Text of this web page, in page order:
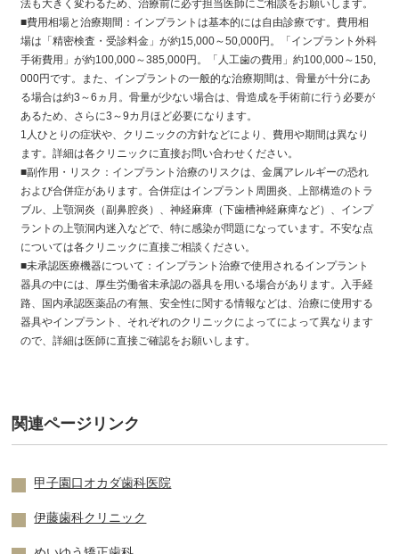
法も大きく変わるため、治療前に必ず担当医師にご相談をお願いします。
■費用相場と治療期間：インプラントは基本的には自由診療です。費用相
場は「精密検査・受診料金」が約15,000～50,000円。「インプラント外科
手術費用」が約100,000～385,000円。「人工歯の費用」約100,000～150,
000円です。また、インプラントの一般的な治療期間は、骨量が十分にあ
る場合は約3～6ヵ月。骨量が少ない場合は、骨造成を手術前に行う必要が
あるため、さらに3～9カ月ほど必要になります。
1人ひとりの症状や、クリニックの方針などにより、費用や期間は異なり
ます。詳細は各クリニックに直接お問い合わせください。
■副作用・リスク：インプラント治療のリスクは、金属アレルギーの恐れ
および合併症があります。合併症はインプラント周囲炎、上部構造のトラ
ブル、上顎洞炎（副鼻腔炎）、神経麻痺（下歯槽神経麻痺など）、インプ
ラントの上顎洞内迷入などで、特に感染が問題になっています。不安な点
については各クリニックに直接ご相談ください。
■未承認医療機器について：インプラント治療で使用されるインプラント
器具の中には、厚生労働省未承認の器具を用いる場合があります。入手経
路、国内承認医薬品の有無、安全性に関する情報などは、治療に使用する
器具やインプラント、それぞれのクリニックによってによって異なります
ので、詳細は医師に直接ご確認をお願いします。
関連ページリンク
甲子園口オカダ歯科医院
伊藤歯科クリニック